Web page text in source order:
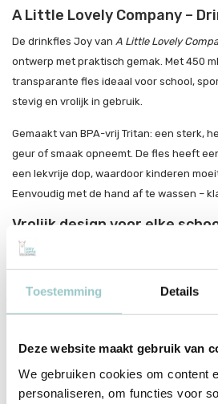
Toestemming Details
Deze website maakt gebruik van
We gebruiken cookies om content
personaliseren, om functies voor
A Little Lovely Company –
De drinkfles Joy van A Little Lovely
ontwerp met praktisch gemak. Met 450
transparante fles ideaal voor school,
stevig en vrolijk in gebruik.
Gemaakt van BPA-vrij Tritan: een sterk,
geur of smaak opneemt. De fles heeft
een lekvrije dop, waardoor kinderen
Eenvoudig met de hand af te wassen –
Vrolijk design voor elke
450 ml inhoud – ideaal voor
Productspecificaties